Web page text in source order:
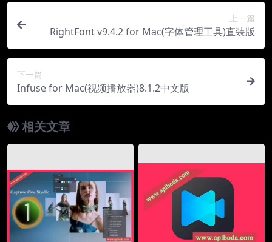
上一篇
RightFont v9.4.2 for Mac(字体管理工具)直装版
下一篇
Infuse for Mac(视频播放器)8.1.2中文版
相关文章